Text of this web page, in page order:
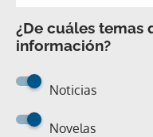
¿De cuáles temas
información?
Noticias
Novelas